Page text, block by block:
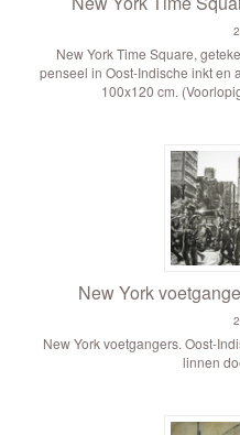
New York Time Square,
penseel in Oost-Indische inkt en
100x120 cm.
New York
New York voetgangers. Oost-
linnen